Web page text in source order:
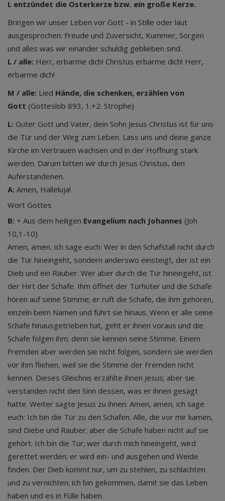
L entzündet die Osterkerze bzw. ein große Kerze.
Bringen wir unser Leben vor Gott - in Stille oder laut
ausgesprochen: Freude und Zuversicht, Kummer, Sorgen
und alles was wir einander schuldig geblieben sind.
L / alle: Herr, erbarme dich! Christus erbarme dich! Herr,
erbarme dich!
M / alle: Lied Hände, die schenken, erzählen von
Gott (Gotteslob 893, 1.+2. Strophe)
L: Guter Gott und Vater, dein Sohn Jesus Christus ist für uns
die Tür und der Weg zum Leben. Lass uns und deine ganze
Kirche im Vertrauen wachsen und in der Hoffnung stark
werden. Darum bitten wir durch Jesus Christus, den
Auferstandenen.
A: Amen, Halleluja!
Wort Gottes
B: + Aus dem heiligen Evangelium nach Johannes (Joh
10,1-10)
Amen, amen, ich sage euch: Wer in den Schafstall nicht durch
die Tür hineingeht, sondern anderswo einsteigt, der ist ein
Dieb und ein Räuber. Wer aber durch die Tür hineingeht, ist
der Hirt der Schafe. Ihm öffnet der Türhüter und die Schafe
hören auf seine Stimme; er ruft die Schafe, die ihm gehören,
einzeln beim Namen und führt sie hinaus. Wenn er alle seine
Schafe hinausgetrieben hat, geht er ihnen voraus und die
Schafe folgen ihm; denn sie kennen seine Stimme. Einem
Fremden aber werden sie nicht folgen, sondern sie werden
vor ihm fliehen, weil sie die Stimme der Fremden nicht
kennen. Dieses Gleichnis erzählte ihnen Jesus; aber sie
verstanden nicht den Sinn dessen, was er ihnen gesagt
hatte. Weiter sagte Jesus zu ihnen: Amen, amen, ich sage
euch: Ich bin die Tür zu den Schafen. Alle, die vor mir kamen,
sind Diebe und Räuber; aber die Schafe haben nicht auf sie
gehört. Ich bin die Tür; wer durch mich hineingeht, wird
gerettet werden; er wird ein- und ausgehen und Weide
finden. Der Dieb kommt nur, um zu stehlen, zu schlachten
und zu vernichten; ich bin gekommen, damit sie das Leben
haben und es in Fülle haben.